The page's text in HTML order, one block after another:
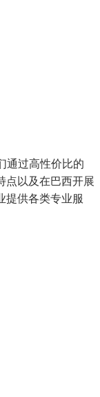
通过高性价比的
点以及在巴西开展
提供各类专业服